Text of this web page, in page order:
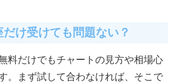
だけ受けても問題ない？
料だけでもチャートの見方や相場心
。まず試して合わなければ、そこで